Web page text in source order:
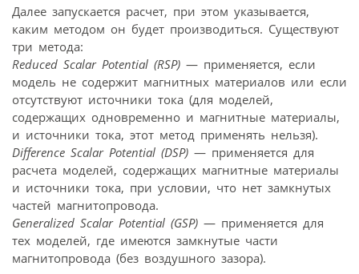
Далее запускается расчет, при этом указывается,
каким методом он будет производиться. Существуют
три метода:
Reduced Scalar Potential (RSP) — применяется, если
модель не содержит магнитных материалов или если
отсутствуют источники тока (для моделей,
содержащих одновременно и магнитные материалы,
и источники тока, этот метод применять нельзя).
Difference Scalar Potential (DSP) — применяется для
расчета моделей, содержащих магнитные материалы
и источники тока, при условии, что нет замкнутых
частей магнитопровода.
Generalized Scalar Potential (GSP) — применяется для
тех моделей, где имеются замкнутые части
магнитопровода (без воздушного зазора).